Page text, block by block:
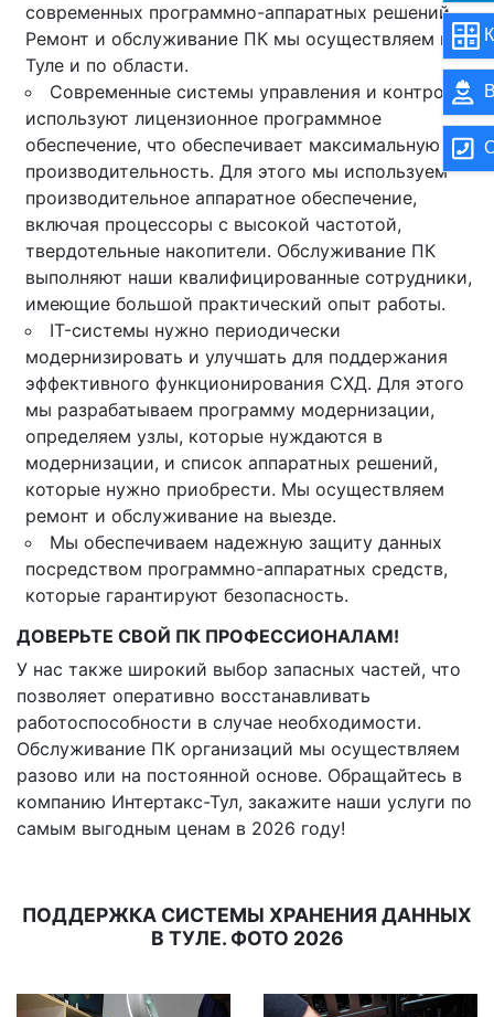
современных программно-аппаратных решений.
Ремонт и обслуживание ПК мы осуществляем в
Туле и по области.
Современные системы управления и контроля
используют лицензионное программное
обеспечение, что обеспечивает максимальную
производительность. Для этого мы используем
производительное аппаратное обеспечение,
включая процессоры с высокой частотой,
твердотельные накопители. Обслуживание ПК
выполняют наши квалифицированные сотрудники,
имеющие большой практический опыт работы.
IT-системы нужно периодически
модернизировать и улучшать для поддержания
эффективного функционирования СХД. Для этого
мы разрабатываем программу модернизации,
определяем узлы, которые нуждаются в
модернизации, и список аппаратных решений,
которые нужно приобрести. Мы осуществляем
ремонт и обслуживание на выезде.
Мы обеспечиваем надежную защиту данных
посредством программно-аппаратных средств,
которые гарантируют безопасность.
ДОВЕРЬТЕ СВОЙ ПК ПРОФЕССИОНАЛАМ!
У нас также широкий выбор запасных частей, что
позволяет оперативно восстанавливать
работоспособности в случае необходимости.
Обслуживание ПК организаций мы осуществляем
разово или на постоянной основе. Обращайтесь в
компанию Интертакс-Тул, закажите наши услуги по
самым выгодным ценам в 2026 году!
ПОДДЕРЖКА СИСТЕМЫ ХРАНЕНИЯ ДАННЫХ
В ТУЛЕ. ФОТО 2026